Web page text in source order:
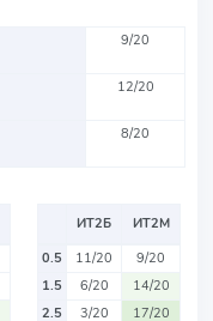
9/20
12/20
8/20
ИТ2Б
ИТ2М
0.5
11/20
9/20
1.5
6/20
14/20
2.5
3/20
17/20